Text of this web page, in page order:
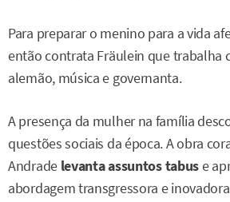
Para preparar o menino para a vida
então contrata Fräulein que trabalha
alemão, música e governanta.
A presença da mulher na família
questões sociais da época. A obra
Andrade levanta assuntos tabuse
abordagem transgressora e